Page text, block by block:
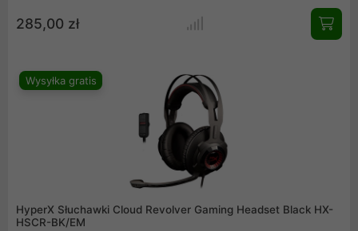
optymalne dostrojenie i czystsze, bardziej zrównoważone
brzmienie. Słuchawki Cloud Alpha doskonale wpisują się w
tradycję wydajności i komfortu produktów z rodziny HyperX.
pamięcią kształtu, regulowany pałąk oraz obicie z miękkiej i
jeszcze bardziej elastycznej imitacji skóry.
285,00 zł
Wysyłka gratis
HyperX Słuchawki Cloud Revolver Gaming Headset Black HX-
HSCR-BK/EM